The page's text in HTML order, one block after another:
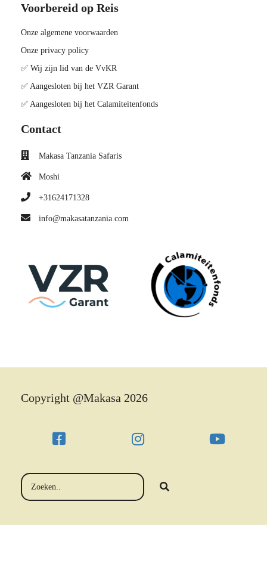
Voorbereid op Reis
Onze algemene voorwaarden
Onze privacy policy
✅ Wij zijn lid van de VvKR
✅ Aangesloten bij het VZR Garant
✅ Aangesloten bij het Calamiteitenfonds
Contact
Makasa Tanzania Safaris
Moshi
+31624171328
info@makasatanzania.com
Copyright @Makasa 2026